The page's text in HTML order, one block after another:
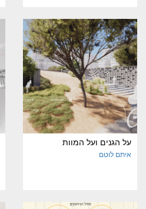
על הגנים ועל המוות
איתם לוטם